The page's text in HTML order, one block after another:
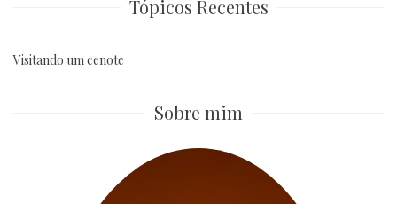
Tópicos Recentes
Visitando um cenote
Sobre mim